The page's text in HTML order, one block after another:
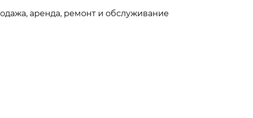
аренда, ремонт и обслуживание